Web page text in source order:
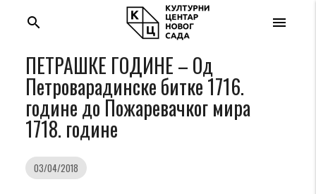
menu
search
ПЕТРАШКЕ ГОДИНЕ – Од
Петроварадинске битке 1716.
године до Пожаревачког мира
1718. године
03/04/2018